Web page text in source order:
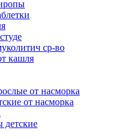
ср-во
кашля
от насморка
от насморка
детские